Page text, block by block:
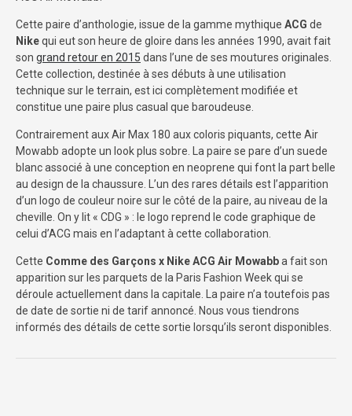
Cette paire d’anthologie, issue de la gamme mythique ACG de
Nikequi eut son heure de gloire dans les années 1990, avait fait
son grand retour en 2015 dans l’une de ses moutures originales.
Cette collection, destinée à ses débuts à une utilisation
technique sur le terrain, est ici complètement modifiée et
constitue une paire plus casual que baroudeuse.
Contrairement aux Air Max 180 aux coloris piquants, cette Air
Mowabb adopte un look plus sobre. La paire se pare d’un suede
blanc associé à une conception en neoprene qui font la part belle
au design de la chaussure. L’un des rares détails est l’apparition
d’un logo de couleur noire sur le côté de la paire, au niveau de la
cheville. On y lit « CDG » : le logo reprend le code graphique de
celui d’ACG mais en l’adaptant à cette collaboration.
Cette Comme des Garçons x Nike ACG Air Mowabba fait son
apparition sur les parquets de la Paris Fashion Week qui se
déroule actuellement dans la capitale. La paire n’a toutefois pas
de date de sortie ni de tarif annoncé. Nous vous tiendrons
informés des détails de cette sortie lorsqu’ils seront disponibles.